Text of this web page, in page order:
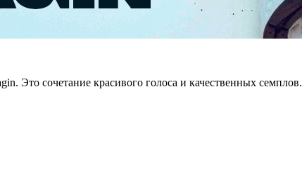
Это сочетание красивого голоса и качественных семплов.